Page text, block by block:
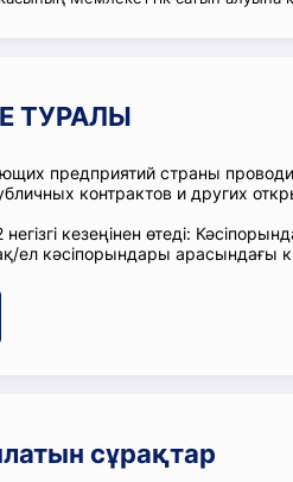
ТУРАЛЫ
предприятий страны
контрактов и других
кезеңінен өтеді:
ел кәсіпорындары арасындағы
сұрақтар